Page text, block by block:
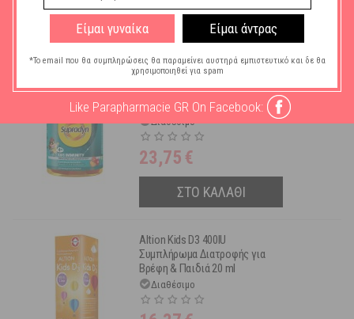
ΣΤΟ ΚΑΛΑΘΙ
Supradyn Kids Immunity 60
μασώμενα ζελεδάκια
Διαθέσιμο
23,75 €
ΣΤΟ ΚΑΛΑΘΙ
Altion Kids D3 400IU
Συμπλήρωμα Διατροφής για
Βρέφη & Παιδιά 20 ml
Διαθέσιμο
Είμαι γυναίκα Είμαι άντρας
*Το email που θα συμπληρώσεις θα παραμείνει αυστηρά εμπιστευτικό και δε θα
χρησιμοποιηθεί για spam
Like Parapharmacie GR On Facebook: